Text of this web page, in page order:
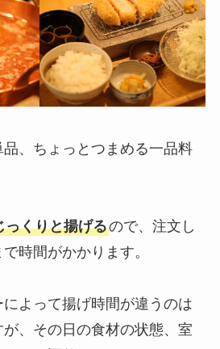
、ちょっとつまめる一品料
っくりと揚げるので、注文し
時間がかかります。
よって揚げ時間が違うのは
、その日の食材の状態、室